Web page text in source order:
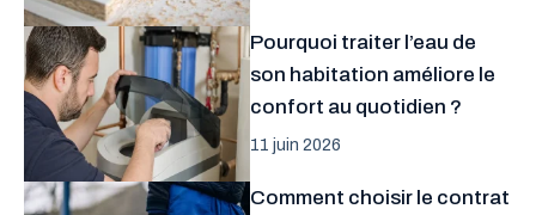
Pourquoi traiter l’eau de
son habitation améliore le
confort au quotidien ?
11 juin 2026
Comment choisir le contrat